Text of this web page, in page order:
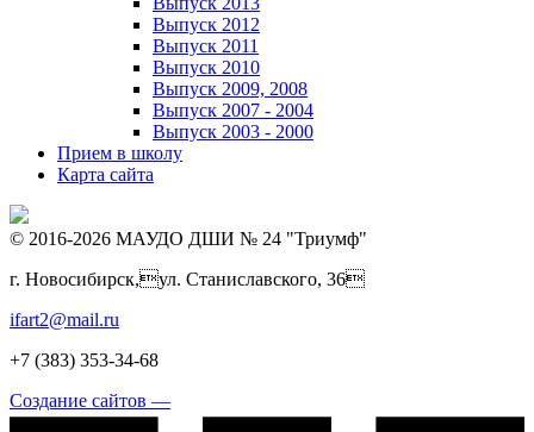
Выпуск 2012
Выпуск 2011
Выпуск 2010
Выпуск 2009, 2008
Выпуск 2007 - 2004
Выпуск 2003 - 2000
Прием в школу
Карта сайта
© 2016-2026 МАУДО ДШИ № 24 "Триумф"
г. Новосибирск,ул. Станиславского, 36
ifart2@mail.ru
+7 (383) 353-34-68
Создание сайтов —